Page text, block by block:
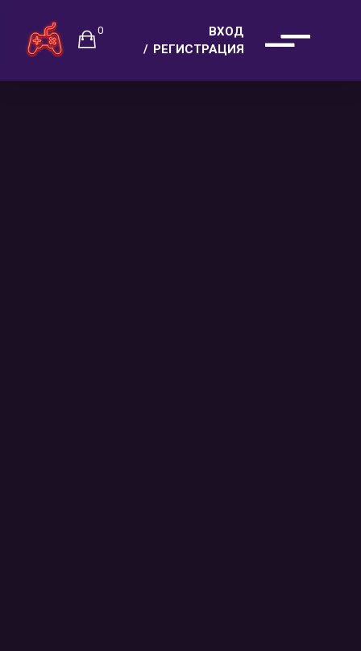
0
ВХОД
РЕГИСТРАЦИЯ